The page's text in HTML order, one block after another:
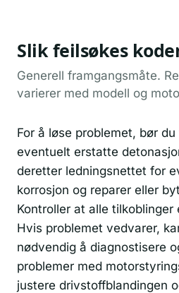
Slik feilsøkes
Generell framgangsmåte.
varierer med modell og
For å løse problemet, bør
eventuelt erstatte
deretter ledningsnettet for
korrosjon og reparer eller
Kontroller at alle tilkoblinger
Hvis problemet vedvarer,
nødvendig å diagnostisere
problemer med
justere drivstoffblandingen